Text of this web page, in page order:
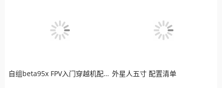
自组beta95x FPV入门穿越机配置清单 外星人五寸 配置清单